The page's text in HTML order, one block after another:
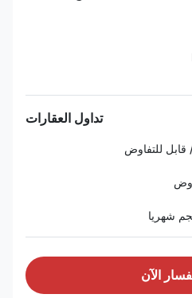
تداول العقارات
الآن